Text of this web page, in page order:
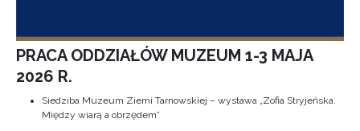
PRACA ODDZIAŁÓW MUZEUM 1-3 MAJA
2026 R.
Siedziba Muzeum Ziemi Tarnowskiej – wystawa „Zofia Stryjeńska.
Między wiarą a obrzędem”